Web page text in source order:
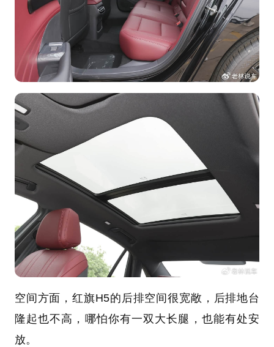
空间方面，红旗H5的后排空间很宽敞，后排地台
隆起也不高，哪怕你有一双大长腿，也能有处安
放。